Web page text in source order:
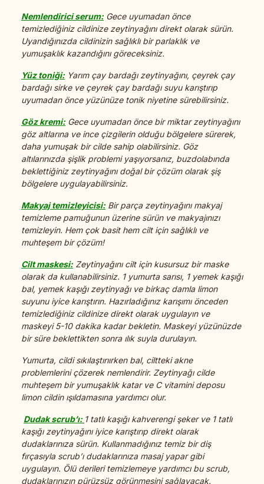
Nemlendirici serum: Gece uyumadan önce
temizlediğiniz cildinize zeytinyağını direkt olarak sürün.
Uyandığınızda cildinizin sağlıklı bir parlaklık ve
yumuşaklık kazandığını göreceksiniz.
Yüz toniği: Yarım çay bardağı zeytinyağını, çeyrek çay
bardağı sirke ve çeyrek çay bardağı suyu karıştırıp
uyumadan önce yüzünüze tonik niyetine sürebilirsiniz.
Göz kremi: Gece uyumadan önce bir miktar zeytinyağını
göz altlarına ve ince çizgilerin olduğu bölgelere sürerek,
daha yumuşak bir cilde sahip olabilirsiniz. Göz
altılarınızda şişlik problemi yaşıyorsanız, buzdolabında
beklettiğiniz zeytinyağını doğal bir çözüm olarak şiş
bölgelere uygulayabilirsiniz.
Makyaj temizleyicisi: Bir parça zeytinyağını makyaj
temizleme pamuğunun üzerine sürün ve makyajınızı
temizleyin. Hem çok basit hem cilt için sağlıklı ve
muhteşem bir çözüm!
Cilt maskesi: Zeytinyağını cilt için kusursuz bir maske
olarak da kullanabilirsiniz. 1 yumurta sarısı, 1 yemek kaşığı
bal, yemek kaşığı zeytinyağı ve birkaç damla limon
suyunu iyice karıştırın. Hazırladığınız karışımı önceden
temizlediğiniz cildinize direkt olarak uygulayın ve
maskeyi 5-10 dakika kadar bekletin. Maskeyi yüzünüzde
bir süre beklettikten sonra ılık suyla durulayın.
Yumurta, cildi sıkılaştırıırken bal, ciltteki akne
problemlerini çözerek nemlendirir. Zeytinyağı cilde
muhteşem bir yumuşaklık katar ve C vitamini deposu
limon cildin ışıldamasına yardımcı olur.
Dudak scrub’ı: 1 tatlı kaşığı kahverengi şeker ve 1 tatlı
kaşığı zeytinyağını iyice karıştırıp direkt olarak
dudaklarınıza sürün. Kullanmadığınız temiz bir diş
fırçasıyla scrub’ı dudaklarınıza masaj yapar gibi
uygulayın. Ölü derileri temizlemeye yardımcı bu scrub,
dudaklarınızın pürüzsüz görünmesini sağlayacak.